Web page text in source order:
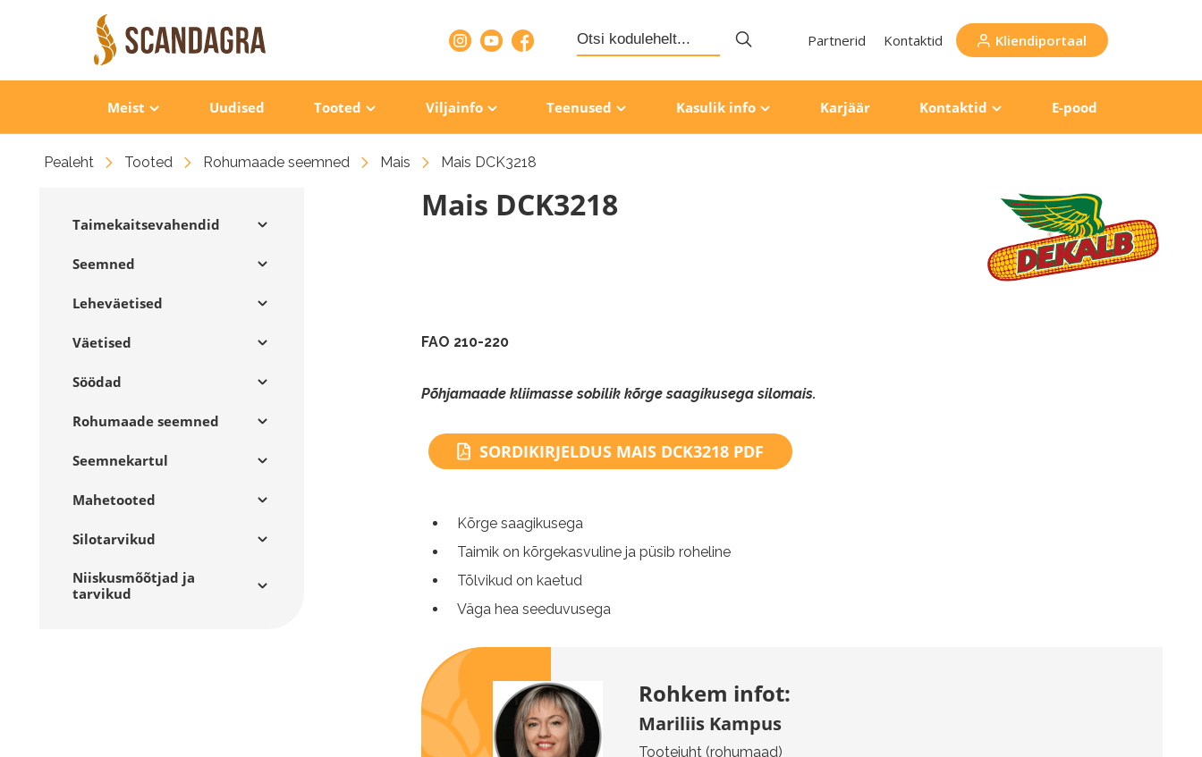
Search
for: Partnerid Kontaktid Kliendiportaal
Meist Uudised Tooted Viljainfo Teenused Kasulik info Karjäär Kontaktid E-pood
Pealeht Tooted Rohumaade seemned Mais Mais DCK3218
Taimekaitsevahendid
Seemned
Leheväetised
Väetised
Söödad
Rohumaade seemned
Seemnekartul
Mahetooted
Silotarvikud
Niiskusmõõtjad ja
tarvikud
Mais DCK3218
FAO 210-220
Põhjamaade kliimasse sobilik kõrge saagikusega silomais.
SORDIKIRJELDUS MAIS DCK3218 PDF
Kõrge saagikusega
Taimik on kõrgekasvuline ja püsib roheline
Tõlvikud on kaetud
Väga hea seeduvusega
Rohkem infot:
Mariliis Kampus
Tootejuht (rohumaad)